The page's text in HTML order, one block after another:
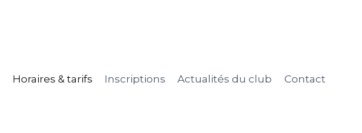
Horaires & tarifs Inscriptions Actualités du club Contact